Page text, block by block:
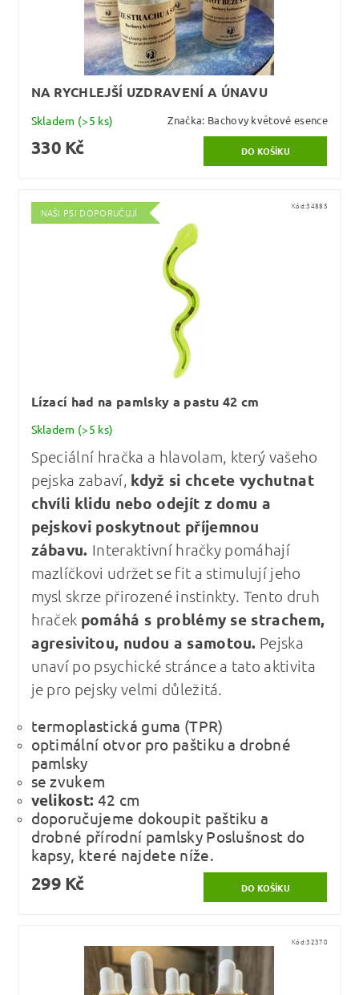
NA RYCHLEJŠÍ UZDRAVENÍ A ÚNAVU
Skladem (>5 ks) Značka: Bachovy květové esence
330 Kč
NAŠI PSI DOPORUČUJÍ
Kód:34885
Lízací had na pamlsky a pastu 42 cm
Skladem (>5 ks)
Speciální hračka a hlavolam, který vašeho
pejska zabaví, když si chcete vychutnat
chvíli klidu nebo odejít z domu a
pejskovi poskytnout příjemnou
zábavu. Interaktivní hračky pomáhají
mazlíčkovi udržet se fit a stimulují jeho
mysl skrze přirozené instinkty. Tento druh
hraček pomáhá s problémy se strachem,
agresivitou, nudou a samotou. Pejska
unaví po psychické stránce a tato aktivita
je pro pejsky velmi důležitá.
termoplastická guma (TPR)
optimální otvor pro paštiku a drobné
pamlsky
se zvukem
velikost: 42 cm
doporučujeme dokoupit paštiku a
drobné přírodní pamlsky Poslušnost do
kapsy, které najdete níže.
299 Kč
Kód:32370